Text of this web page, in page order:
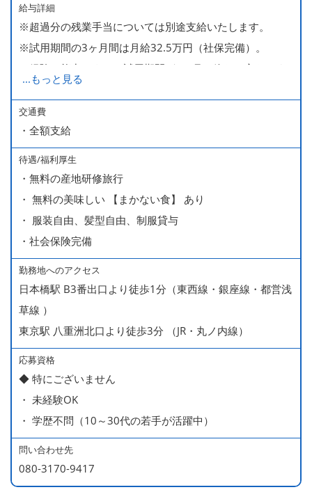
給与詳細
※超過分の残業手当については別途支給いたします。
※試用期間の3ヶ月間は月給32.5万円（社保完備）。
経験・能力により、試用期間が1ヶ月で終わる方もいま
す。
※上記月給には、一律支給のみなし残業手当（月65時間
分・10万円）を含んでいます。
■ 昇給（随時）
■ 賞与 年２回（夏・秋）約１ヶ月分
■ インセンティブ制度（月額約4万円～20万円）
＊店長・料理長候補・統括店長・統括料理長候補の場合
＜給与モデル＞
450万円／社員（20代・入社1年目・入籍予定のパートナ
ー持ち）
490万円／店長代理（20代・入社2年目・入社後に結婚。
ラブラブな新婚さん）
540万円／店長（20代・入社3年目・ 育休取得して、更に
やる気MAXの2児のお父さん）
670万円／統括店長（30代・入社7年目・中学生の長男筆
頭に3人の子供を持つ一家の大黒柱）
...もっと見る
交通費
・全額支給
待遇/福利厚生
・無料の産地研修旅行
・ 無料の美味しい 【まかない食】 あり
・ 服装自由、髪型自由、制服貸与
・社会保険完備
勤務地へのアクセス
日本橋駅 B3番出口より徒歩1分（東西線・銀座線・都営浅
草線 ）
東京駅 八重洲北口より徒歩3分 （JR・丸ノ内線）
応募資格
◆ 特にございません
・ 未経験OK
・ 学歴不問（10～30代の若手が活躍中）
問い合わせ先
080-3170-9417